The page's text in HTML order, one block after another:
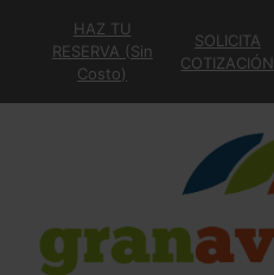
HAZ TU
RESERVA (Sin
Costo)
SOLICITA
COTIZACIÓN